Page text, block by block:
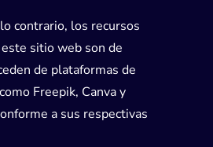
contrario, los recursos
sitio web son de
de plataformas de
Freepik, Canva y
a sus respectivas